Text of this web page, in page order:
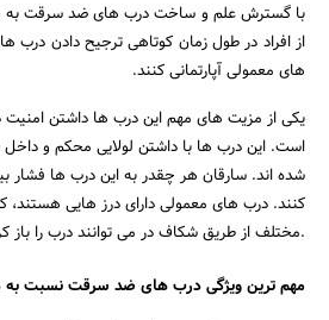
با گسترش علم و ساخت درب های ضد سرقت به
از افراد در طول زمان کوتاهی ترجیح دادن
های معمولی آپارتمانی کنند.
یکی از مزیت های مهم این درب ها داشتن امنیت
است. این درب ها با داشتن لولایی محکم و
شده اند. سارقان هر چقدر به این درب ها فشار
کنند. درب های معمولی دارای درز هایی هستند،
مختلف از طریق شکاف در می توانند درب را باز کرده و وارد ساختمان شوند.
مهم ترین ویژگی درب­های ضد سرقت نسبت به